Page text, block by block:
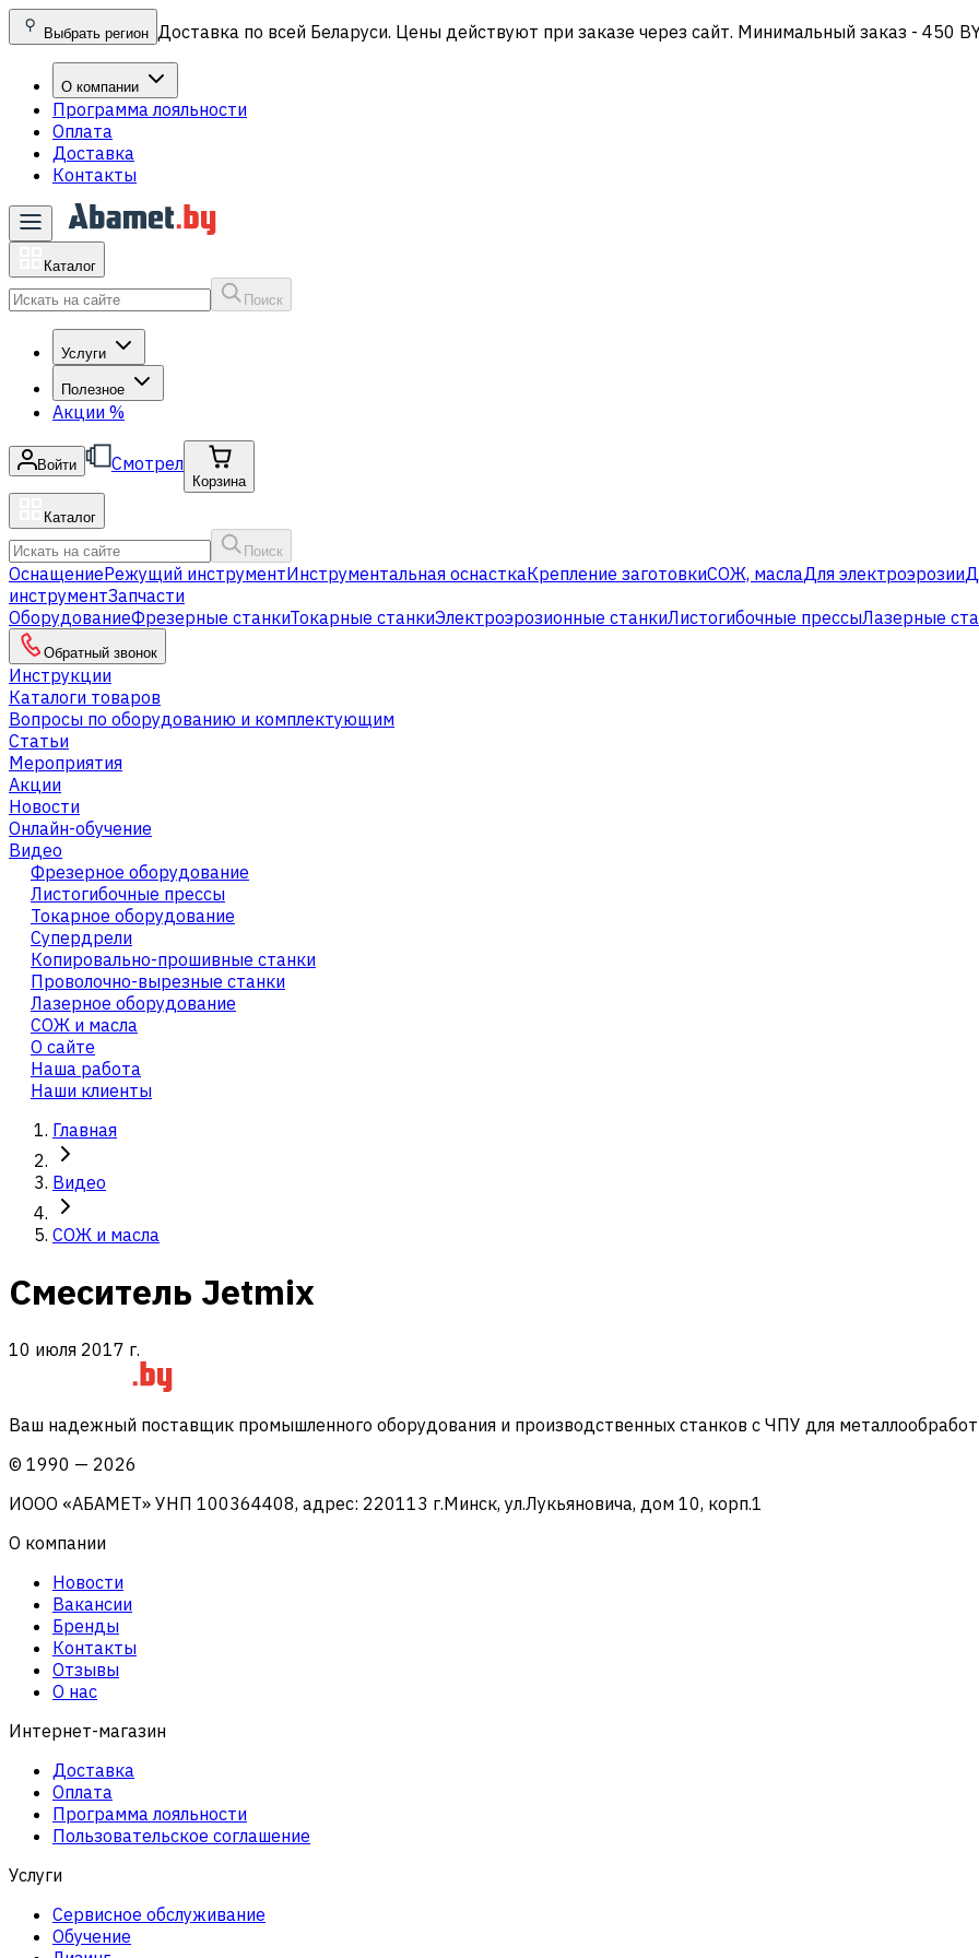
Выбрать регион Доставка по всей Беларуси. Цены действуют при заказе через сайт. Минимальный заказ - 450
О компании
Программа лояльности
Оплата
Доставка
Контакты
Каталог
Поиск
Услуги
Полезное
Акции %
Войти Смотрел
Корзина
Каталог
Поиск
ОснащениеРежущий инструментИнструментальная оснасткаКрепление заготовкиСОЖ, маслаДля электроэрозии
инструментЗапчасти
ОборудованиеФрезерные станкиТокарные станкиЭлектроэрозионные станкиЛистогибочные прессыЛазерные
Обратный звонок
Инструкции
Каталоги товаров
Вопросы по оборудованию и комплектующим
Статьи
Мероприятия
Акции
Новости
Онлайн-обучение
Видео
Фрезерное оборудование
Листогибочные прессы
Токарное оборудование
Cупердрели
Копировально-прошивные станки
Проволочно-вырезные станки
Лазерное оборудование
СОЖ и масла
О сайте
Наша работа
Наши клиенты
Главная
Видео
СОЖ и масла
Смеситель Jetmix
10 июля 2017 г.
Ваш надежный поставщик промышленного оборудования и производственных станков с ЧПУ для
© 1990 — 2026
ИООО «АБАМЕТ» УНП 100364408, адрес: 220113 г.Минск, ул.Лукьяновича, дом 10, корп.1
О компании
Новости
Вакансии
Бренды
Контакты
Отзывы
О нас
Интернет-магазин
Доставка
Оплата
Программа лояльности
Пользовательское соглашение
Услуги
Сервисное обслуживание
Обучение